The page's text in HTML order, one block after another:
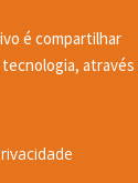
é compartilhar
através